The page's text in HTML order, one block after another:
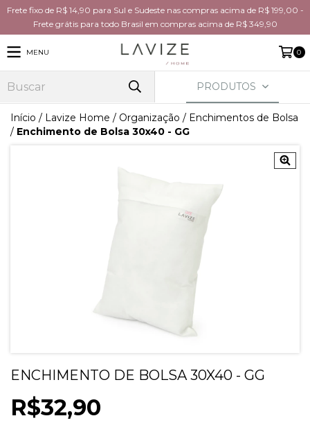
Frete fixo de R$ 14,90 para Sul e Sudeste nas compras acima de R$ 199,00 -
Frete grátis para todo Brasil em compras acima de R$ 349,90
MENU 0
PRODUTOS
Início / Lavize Home / Organização / Enchimentos de Bolsa
/ Enchimento de Bolsa 30x40 - GG
ENCHIMENTO DE BOLSA 30X40 - GG
R$32,90